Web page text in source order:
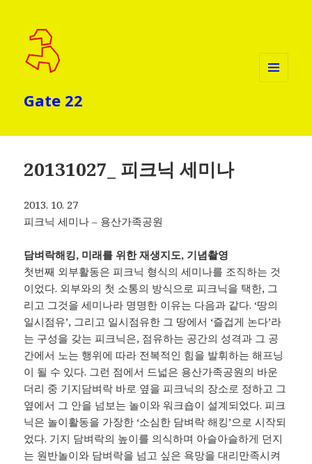
Gate 22
20131027_ 피크닉 세미나
2013. 10. 27
피크닉 세미나 – 용산가족공원
담벼락해킹, 미래를 위한 재생지도, 기념촬영
첫번째 외부활동은 피크닉 형식의 세미나를 조직하는 것
이었다. 외부와의 첫 소통의 방식으로 피크닉을 택한, 그
리고 그것을 세미나라 명명한 이유는 다음과 같다. ‘땅의
일시점유’, 그리고 일시점유한 그 땅에서 ‘즐겁게 논다’라
는 구성을 갖는 피크닉은, 점유하는 공간의 성격과 그 공
간에서 노는 행위에 따라 전복적인 힘을 발휘하는 해프닝
이 될 수 있다. 그런 점에서 드넓은 용산가족공원의 바운
더리 중 기지담벼락 바로 옆을 피크닉의 장소로 정하고 그
옆에서 그 안을 넘보는 놀이와 워크숍이 설계되었다. 피크
닉은 놀이활동을 가장한 ‘소심한 담벼락 해킹’으로 시작되
었다. 기지 담벼락의 높이를 의식하며 아슬아슬하게 던지
는 원반놀이와 담벼락을 넘고 싶은 욕망을 대리만족시켜